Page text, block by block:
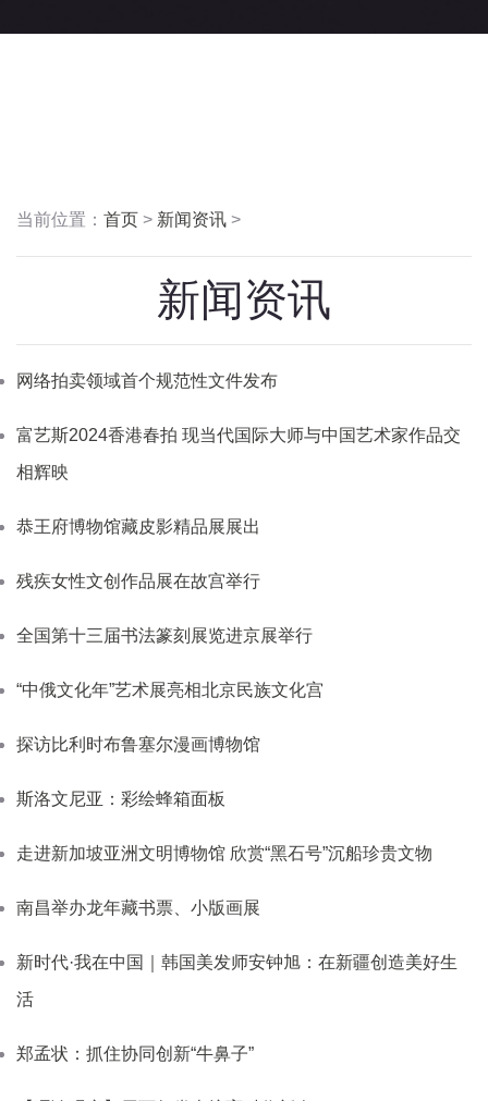
当前位置： 首页 > 新闻资讯 >
新闻资讯
网络拍卖领域首个规范性文件发布
富艺斯2024香港春拍 现当代国际大师与中国艺术家作品交
相辉映
恭王府博物馆藏皮影精品展展出
残疾女性文创作品展在故宫举行
全国第十三届书法篆刻展览进京展举行
“中俄文化年”艺术展亮相北京民族文化宫
探访比利时布鲁塞尔漫画博物馆
斯洛文尼亚：彩绘蜂箱面板
走进新加坡亚洲文明博物馆 欣赏“黑石号”沉船珍贵文物
南昌举办龙年藏书票、小版画展
新时代·我在中国｜韩国美发师安钟旭：在新疆创造美好生
活
郑孟状：抓住协同创新“牛鼻子”